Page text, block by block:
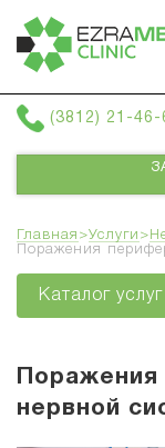
(3812) 21-46-
Главная >Услуги >
Поражения
Каталог услуг
Поражения
нервной